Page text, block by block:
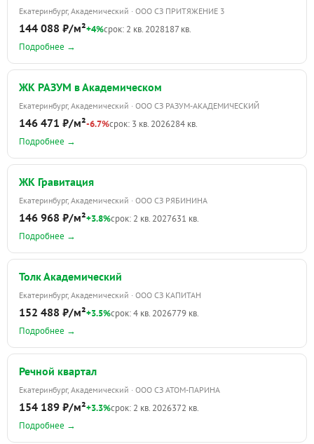
Екатеринбург, Академический · ООО СЗ ПРИТЯЖЕНИЕ 3
144 088 ₽/м²+4%срок: 2 кв. 2028187 кв.
Подробнее →
ЖК РАЗУМ в Академическом
Екатеринбург, Академический · ООО СЗ РАЗУМ-АКАДЕМИЧЕСКИЙ
146 471 ₽/м²-6.7%срок: 3 кв. 2026284 кв.
Подробнее →
ЖК Гравитация
Екатеринбург, Академический · ООО СЗ РЯБИНИНА
146 968 ₽/м²+3.8%срок: 2 кв. 2027631 кв.
Подробнее →
Толк Академический
Екатеринбург, Академический · ООО СЗ КАПИТАН
152 488 ₽/м²+3.5%срок: 4 кв. 2026779 кв.
Подробнее →
Речной квартал
Екатеринбург, Академический · ООО СЗ АТОМ-ПАРИНА
154 189 ₽/м²+3.3%срок: 2 кв. 2026372 кв.
Подробнее →